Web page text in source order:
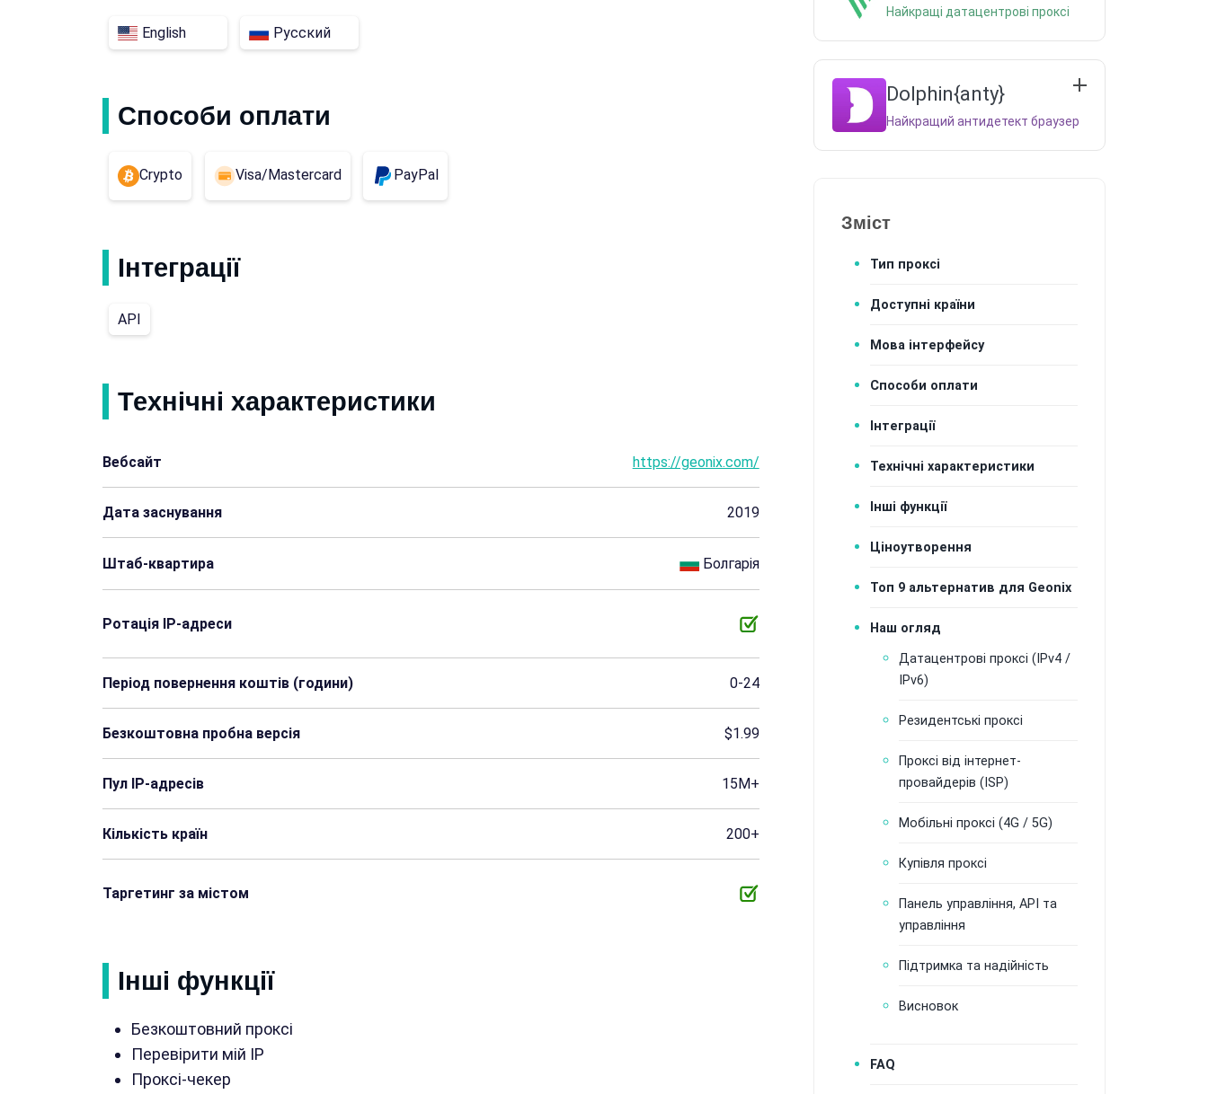
English Русский
Способи оплати
Crypto Visa/Mastercard PayPal
Інтеграції
API
Технічні характеристики
Вебсайт https://geonix.com/
Дата заснування 2019
Штаб-квартира Болгарія
Ротація IP-адреси
Період повернення коштів (години) 0-24
Безкоштовна пробна версія $1.99
Пул IP-адресів 15M+
Кількість країн 200+
Таргетинг за містом
Інші функції
Безкоштовний проксі
Перевірити мій IP
Проксі-чекер
Найкращі датацентрові проксі
Dolphin{anty}
Найкращий антидетект браузер
Зміст
Тип проксі
Доступні країни
Мова інтерфейсу
Способи оплати
Інтеграції
Технічні характеристики
Інші функції
Ціноутворення
Топ 9 альтернатив для Geonix
Наш огляд
Датацентрові проксі (IPv4 /
IPv6)
Резидентські проксі
Проксі від інтернет-
провайдерів (ISP)
Мобільні проксі (4G / 5G)
Купівля проксі
Панель управління, API та
управління
Підтримка та надійність
Висновок
FAQ